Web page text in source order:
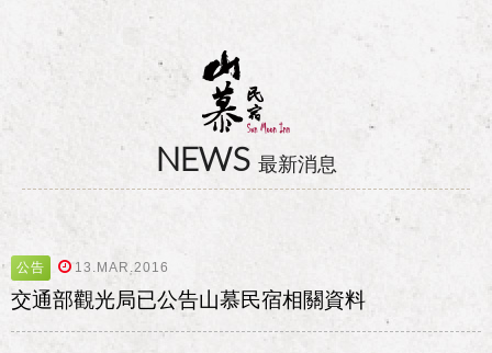
NEWS 最新消息
公告 13.MAR.2016
交通部觀光局已公告山慕民宿相關資料